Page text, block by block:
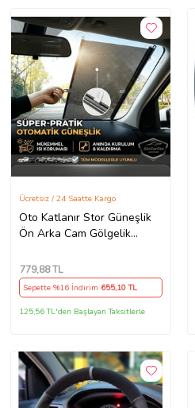
Oto Katlanır Stor Güneşlik
Ön Arka Cam Gölgelik
Güneş Koruyucu Araba Suv
Ücretsiz / 24 Saatte Kargo
779,88 TL
Sepette %16 İndirim 655,10 TL
125,56 TL'den Başlayan Taksitlerle